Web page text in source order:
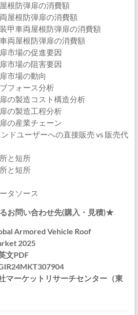
根防弾扉の消費額
屋根防弾扉の消費額
甲車両屋根防弾扉の消費額
両屋根防弾扉の消費額
市場の促進要因
市場の阻害要因
市場の動向
フォース分析
の製造コスト構造分析
の製造工程分析
の産業チェーン
ドユーザーへの直接販売 vs 販売代
と短所
と短所
タソース
お問い合わせ先(購入・見積)★
Armored Vehicle Roof
2025
文PDF
マーケットリサーチセンター（東